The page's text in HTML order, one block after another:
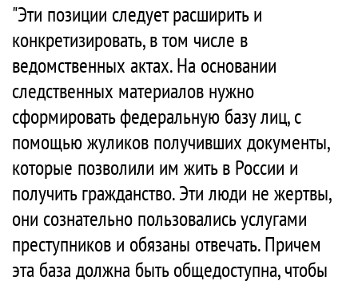
"Эти позиции следует расширить и
конкретизировать, в том числе в
ведомственных актах. На основании
следственных материалов нужно
сформировать федеральную базу лиц, с
помощью жуликов получивших документы,
которые позволили им жить в России и
получить гражданство. Эти люди не жертвы,
они сознательно пользовались услугами
преступников и обязаны отвечать. Причем
эта база должна быть общедоступна, чтобы